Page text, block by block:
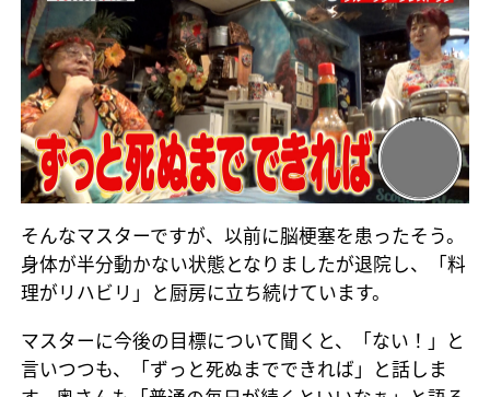
そんなマスターですが、以前に脳梗塞を患ったそう。
身体が半分動かない状態となりましたが退院し、「料
理がリハビリ」と厨房に立ち続けています。
マスターに今後の目標について聞くと、「ない！」と
言いつつも、「ずっと死ぬまでできれば」と話しま